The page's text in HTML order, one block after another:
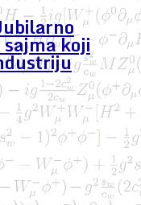
sajma koji